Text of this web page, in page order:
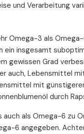
und Verarbeitung
Omega-3 als
ein insgesamt
gewissen Grad
auch, Lebensmittel
mit
durch
auch als Omega-6 zu
6 angegeben.